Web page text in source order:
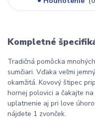
Kompletné
Tradičná pomôcka
sumčiari. Vďaka veľmi
okamžitá. Kovový štipec
hornej polovici a čakajte
uplatnenie aj pri love
nájdete 1 zvonček.